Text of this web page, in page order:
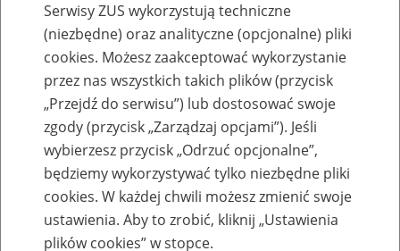
Aktualności
KIO potwierdza prawidłowość działań
ZUS
Serwisy ZUS wykorzystują techniczne
(niezbędne) oraz analityczne (opcjonalne) pliki
cookies. Możesz zaakceptować wykorzystanie
przez nas wszystkich takich plików (przycisk
„Przejdź do serwisu”) lub dostosować swoje
zgody (przycisk „Zarządzaj opcjami”). Jeśli
wybierzesz przycisk „Odrzuć opcjonalne”,
będziemy wykorzystywać tylko niezbędne pliki
cookies. W każdej chwili możesz zmienić swoje
ustawienia. Aby to zrobić, kliknij „Ustawienia
plików cookies” w stopce.